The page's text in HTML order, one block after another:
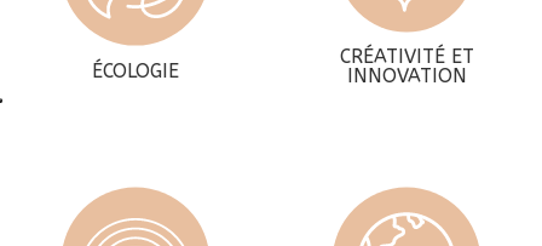
ÉCOLOGIE
CRÉATIVITÉ ET
INNOVATION